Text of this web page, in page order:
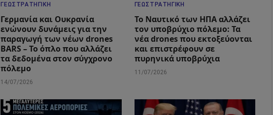
ΓΕΩΣΤΡΑΤΗΓΙΚΉ
Γερμανία και Ουκρανία
ενώνουν δυνάμεις για την
παραγωγή των νέων drones
BARS – Το όπλο που αλλάζει
τα δεδομένα στον σύγχρονο
πόλεμο
14/07/2026
ΓΕΩΣΤΡΑΤΗΓΙΚΉ
Το Ναυτικό των ΗΠΑ αλλάζει
τον υποβρύχιο πόλεμο: Τα
νέα drones που εκτοξεύονται
και επιστρέφουν σε
πυρηνικά υποβρύχια
11/07/2026